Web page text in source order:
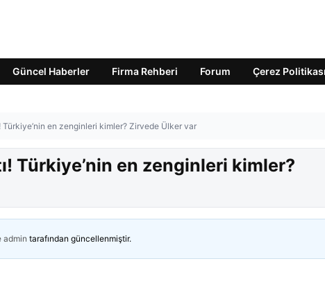
Güncel Haberler Firma Rehberi Forum Çerez Politikası
Türkiye’nin en zenginleri kimler? Zirvede Ülker var
Türkiye’nin en zenginleri kimler?
admin tarafından güncellenmiştir.